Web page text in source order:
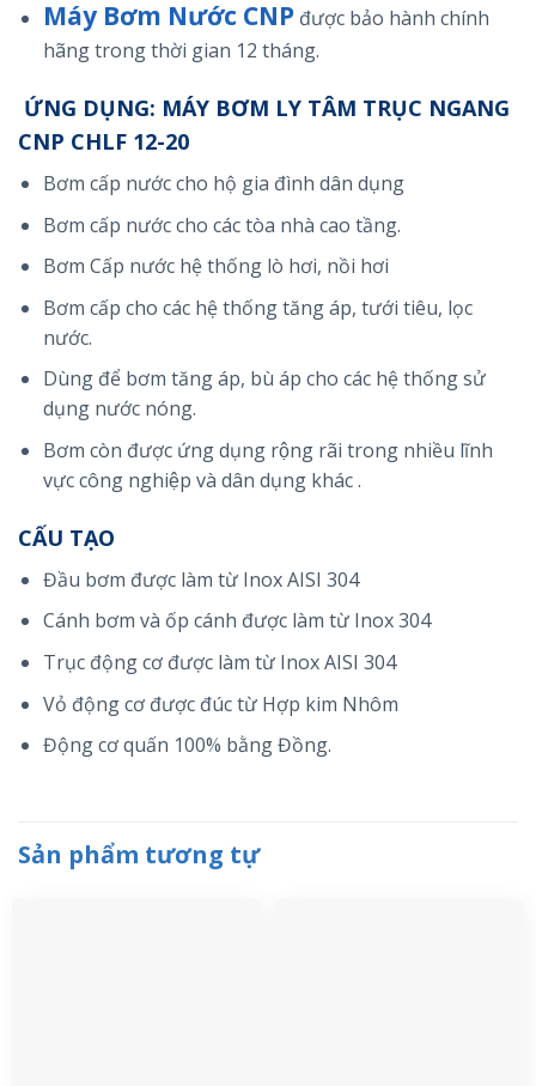
Máy Bơm Nước CNPđược bảo hành chính
hãng trong thời gian 12 tháng.
ỨNG DỤNG: MÁY BƠM LY TÂM TRỤC NGANG
CNP CHLF 12-20
Bơm cấp nước cho hộ gia đình dân dụng
Bơm cấp nước cho các tòa nhà cao tầng.
Bơm Cấp nước hệ thống lò hơi, nồi hơi
Bơm cấp cho các hệ thống tăng áp, tưới tiêu, lọc
nước.
Dùng để bơm tăng áp, bù áp cho các hệ thống sử
dụng nước nóng.
Bơm còn được ứng dụng rộng rãi trong nhiều lĩnh
vực công nghiệp và dân dụng khác .
CẤU TẠO
Đầu bơm được làm từ Inox AISI 304
Cánh bơm và ốp cánh được làm từ Inox 304
Trục động cơ được làm từ Inox AISI 304
Vỏ động cơ được đúc từ Hợp kim Nhôm
Động cơ quấn 100% bằng Đồng.
Sản phẩm tương tự